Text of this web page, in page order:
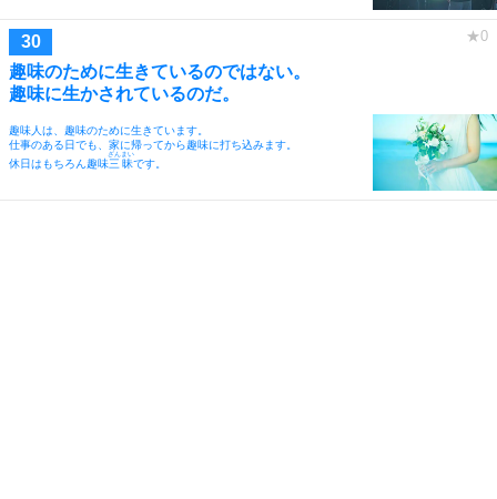
趣味のために生きているのではない。
趣味に生かされているのだ。
趣味人は、趣味のために生きています。
仕事のある日でも、家に帰ってから趣味に打ち込みます。
休日はもちろん趣味三昧
ざんまい
です。